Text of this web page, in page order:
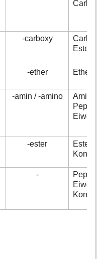
-carboxy
Ester
-ether Ether
-amin / -amino
-ester
Ester
-